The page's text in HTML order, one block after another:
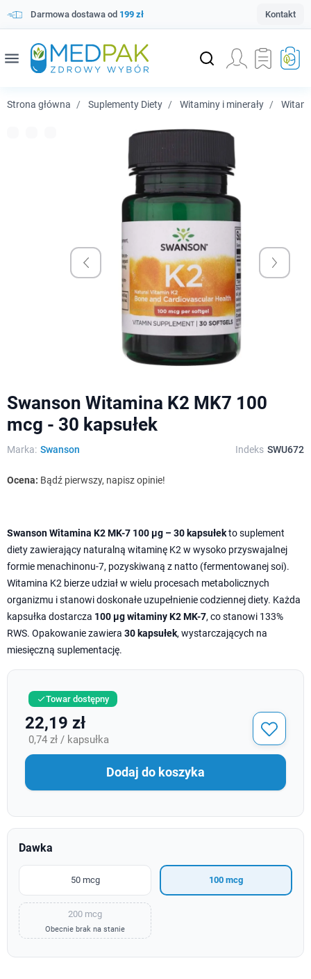
Darmowa dostawa od 199 zł Kontakt
menu
Strona główna Suplementy Diety Witaminy i minerały
Swanson Witamina K2 MK7 100
mcg - 30 kapsułek
Marka: Swanson Indeks SWU672
Ocena: Bądź pierwszy, napisz opinie!
Swanson Witamina K2 MK-7 100 µg – 30 kapsułekto suplement
diety zawierający naturalną witaminę K2 w wysoko przyswajalnej
formie menachinonu-7, pozyskiwaną z natto (fermentowanej soi).
Witamina K2 bierze udział w wielu procesach metabolicznych
organizmu i stanowi doskonałe uzupełnienie codziennej diety. Każda
kapsułka dostarcza 100 µg witaminy K2 MK-7, co stanowi 133%
RWS. Opakowanie zawiera 30 kapsułek, wystarczających na
miesięczną suplementację.
Towar dostępny
22,19 zł
0,74 zł / kapsułka
Dodaj do koszyka
Dawka
50 mcg 100 mcg
200 mcg
Obecnie brak na stanie